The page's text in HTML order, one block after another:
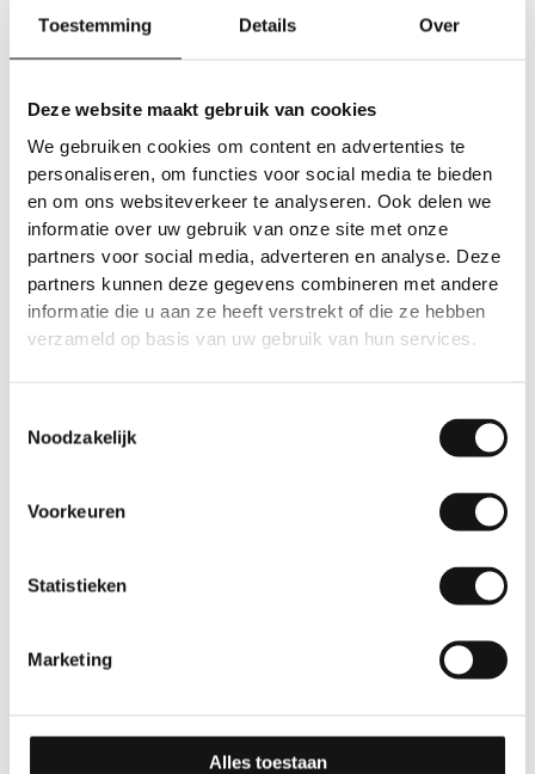
Toestemming Details Over
Deze website maakt gebruik van cookies
We gebruiken cookies om content en advertenties te
personaliseren, om functies voor social media te bieden
en om ons websiteverkeer te analyseren. Ook delen we
informatie over uw gebruik van onze site met onze
partners voor social media, adverteren en analyse. Deze
partners kunnen deze gegevens combineren met andere
informatie die u aan ze heeft verstrekt of die ze hebben
verzameld op basis van uw gebruik van hun services.
Noodzakelijk
Voorkeuren
Statistieken
Marketing
Alles toestaan
Effen Effen